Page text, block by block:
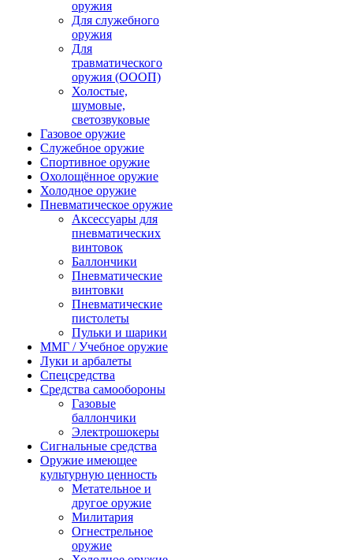
оружия
Для служебного
оружия
Для
травматического
оружия (ОООП)
Холостые,
шумовые,
светозвуковые
Газовое оружие
Служебное оружие
Спортивное оружие
Охолощённое оружие
Холодное оружие
Пневматическое оружие
Аксессуары для
пневматических
винтовок
Баллончики
Пневматические
винтовки
Пневматические
пистолеты
Пульки и шарики
ММГ / Учебное оружие
Луки и арбалеты
Спецсредства
Средства самообороны
Газовые
баллончики
Электрошокеры
Сигнальные средства
Оружие имеющее
культурную ценность
Метательное и
другое оружие
Милитария
Огнестрельное
оружие